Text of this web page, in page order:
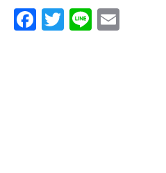
Facebook
Twitter
Line